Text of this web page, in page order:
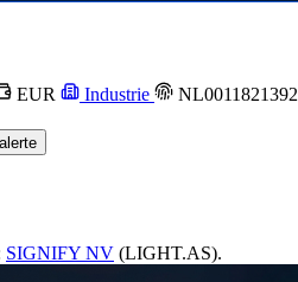
EUR Industrie
NL0011821392
SIGNIFY NV (LIGHT.AS).